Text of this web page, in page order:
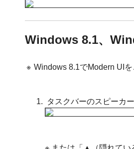
Windows 8.1、
※ Windows 8.1でModern UIを
タスクバーのスピーカ